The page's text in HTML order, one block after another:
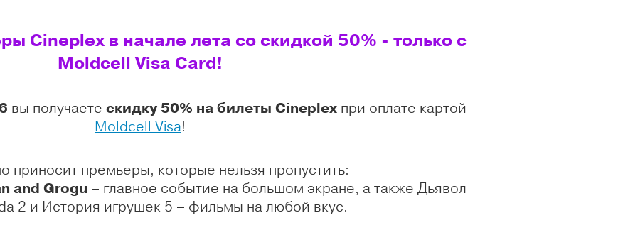
Cineplex в начале лета со скидкой 50% - только с
Moldcell Visa Card!
вы получаете скидку 50% на билеты Cineplex при оплате картой
Moldcell Visa!
приносит премьеры, которые нельзя пропустить:
and Grogu – главное событие на большом экране, а также Дьявол
2 и История игрушек 5 – фильмы на любой вкус.